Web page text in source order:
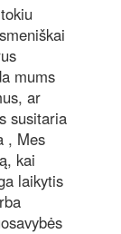
mums
ar
susitaria
, Mes
kai
laikytis